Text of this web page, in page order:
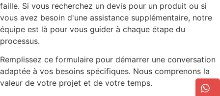
faille. Si vous recherchez un devis pour un produit ou si
vous avez besoin d'une assistance supplémentaire, notre
équipe est là pour vous guider à chaque étape du
processus.
Remplissez ce formulaire pour démarrer une conversation
adaptée à vos besoins spécifiques. Nous comprenons la
valeur de votre projet et de votre temps.